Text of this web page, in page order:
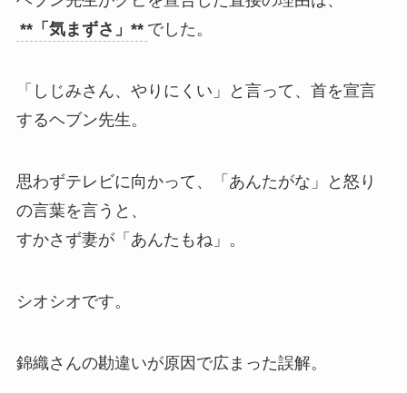
**「気まずさ」** でした。
「しじみさん、やりにくい」と言って、首を宣言
するヘブン先生。
思わずテレビに向かって、「あんたがな」と怒り
の言葉を言うと、
すかさず妻が「あんたもね」。
シオシオです。
錦織さんの勘違いが原因で広まった誤解。